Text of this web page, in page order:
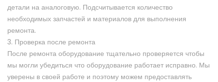
детали на аналоговую. Подсчитывается количество
необходимых запчастей и материалов для выполнения
ремонта.
3. Проверка после ремонта
После ремонта оборудование тщательно проверяется чтобы
мы могли убедиться что оборудование работает исправно. Мы
уверены в своей работе и поэтому можем предоставлять